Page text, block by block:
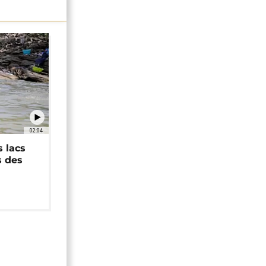
02:04
lacs
des